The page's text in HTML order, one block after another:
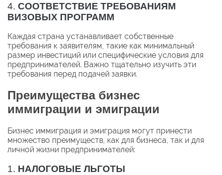
4. СООТВЕТСТВИЕ ТРЕБОВАНИЯМ
ВИЗОВЫХ ПРОГРАММ
Каждая страна устанавливает собственные
требования к заявителям, такие как минимальный
размер инвестиций или специфические условия для
предпринимателей. Важно тщательно изучить эти
требования перед подачей заявки.
Преимущества бизнес
иммиграции и эмиграции
Бизнес иммиграция и эмиграция могут принести
множество преимуществ, как для бизнеса, так и для
личной жизни предпринимателей:
1. НАЛОГОВЫЕ ЛЬГОТЫ